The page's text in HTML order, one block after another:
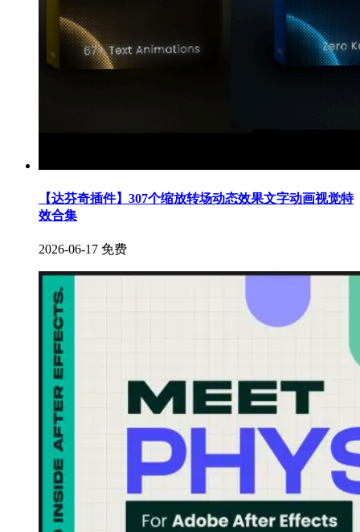
【达芬奇插件】307个缩放转场动态效果文字动画视觉特
效合集
2026-06-17 免费